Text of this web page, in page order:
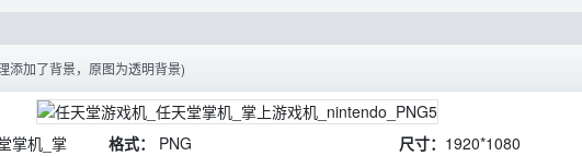
添加了背景，原图为透明背景)
掌机_掌
格式： PNG 尺寸： 1920*1080